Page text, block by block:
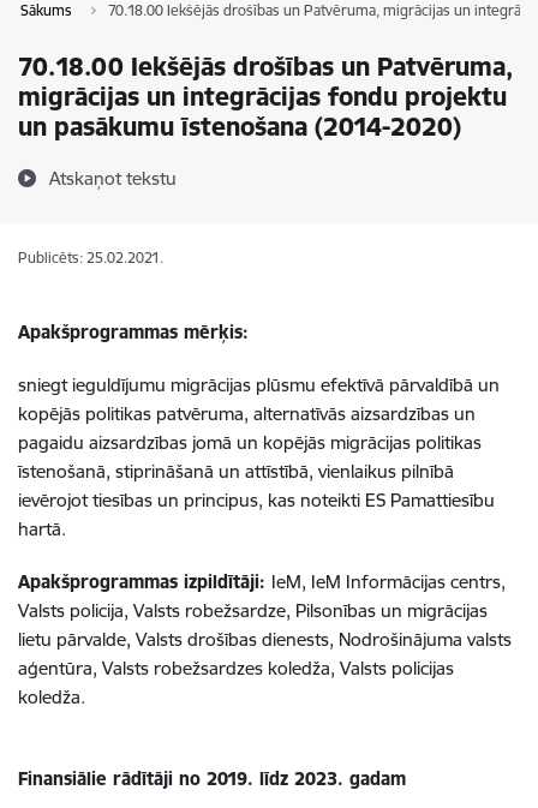
Sākums 70.18.00 Iekšējās drošības un Patvēruma, migrācijas un
70.18.00 Iekšējās drošības un Patvēruma,
migrācijas un integrācijas fondu projektu
un pasākumu īstenošana (2014-2020)
Atskaņot tekstu
Publicēts: 25.02.2021.
Apakšprogrammas mērķis:
sniegt ieguldījumu migrācijas plūsmu efektīvā pārvaldībā un
kopējās politikas patvēruma, alternatīvās aizsardzības un
pagaidu aizsardzības jomā un kopējās migrācijas politikas
īstenošanā, stiprināšanā un attīstībā, vienlaikus pilnībā
ievērojot tiesības un principus, kas noteikti ES Pamattiesību
hartā.
Apakšprogrammas izpildītāji: IeM, IeM Informācijas centrs,
Valsts policija, Valsts robežsardze, Pilsonības un migrācijas
lietu pārvalde, Valsts drošības dienests, Nodrošinājuma valsts
aģentūra, Valsts robežsardzes koledža, Valsts policijas
koledža.
Finansiālie rādītāji no 2019. līdz 2023. gadam